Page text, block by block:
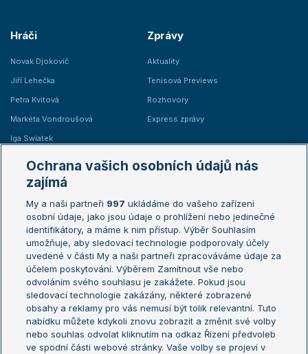
Hráči
Novak Djokovič
Jiří Lehečka
Petra Kvitová
Markéta Vondroušová
Iga Swiatek
Zprávy
Aktuality
Tenisová Previews
Rozhovory
Express zprávy
Žebříčky
Žebříček ATP (muži)
Žebříček WTA (ženy)
Sázkařský žebříček
Australian Open
French Open
Wimbledon
US Open
Turnaj mistrů
Turnaj mistryň
Aktualní trendy
Fotbalové přestupy
Ochrana vašich osobních údajů nás
zajímá
My a naši partneři 997 ukládáme do vašeho zařízení
osobní údaje, jako jsou údaje o prohlížení nebo jedinečné
identifikátory, a máme k nim přístup. Výběr Souhlasím
umožňuje, aby sledovací technologie podporovaly účely
uvedené v části My a naši partneři zpracováváme údaje za
účelem poskytování. Výběrem Zamítnout vše nebo
odvoláním svého souhlasu je zakážete. Pokud jsou
sledovací technologie zakázány, některé zobrazené
obsahy a reklamy pro vás nemusí být tolik relevantní. Tuto
nabídku můžete kdykoli znovu zobrazit a změnit své volby
nebo souhlas odvolat kliknutím na odkaz Řízení předvoleb
ve spodní části webové stránky. Vaše volby se projeví v